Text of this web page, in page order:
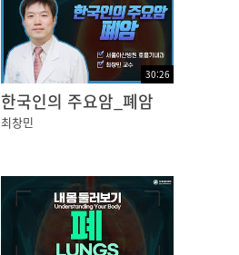
30:26
한국인의 주요암_폐암
최창민